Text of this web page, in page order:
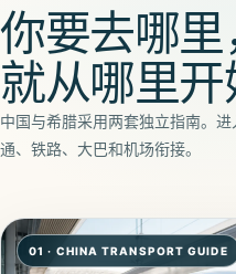
你要去哪里
就从哪里开
中国与希腊采用两套独立指南。
通、铁路、大巴和机场衔接。
01 · CHINA TRANSPORT GUIDE